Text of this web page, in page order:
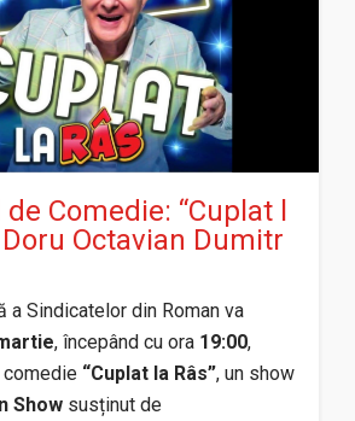
Comedie: “Cuplat l
Doru Octavian Dumitr
a Sindicatelor din Roman va
, începând cu ora 19:00,
“Cuplat la Râs”, un show
Show susținut de